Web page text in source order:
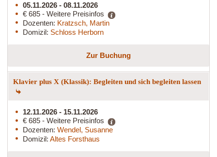
05.11.2026 - 08.11.2026
€ 685 - Weitere Preisinfos
Dozenten: Kratzsch, Martin
Domizil: Schloss Herborn
Zur Buchung
Klavier plus X (Klassik): Begleiten und sich begleiten lassen
12.11.2026 - 15.11.2026
€ 685 - Weitere Preisinfos
Dozenten: Wendel, Susanne
Domizil: Altes Forsthaus